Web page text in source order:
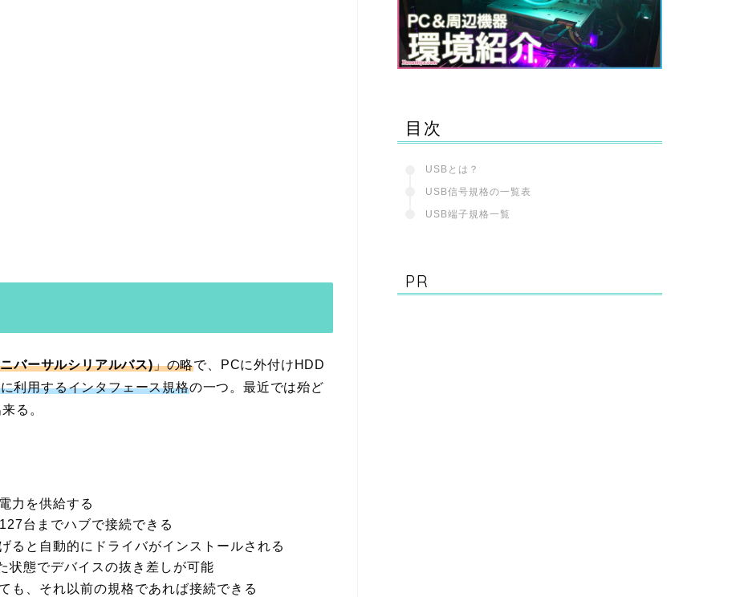
バーサルシリアルバス)」の略で、PCに外付けHDD
利用するインタフェース規格の一つ。最近では殆ど
る。
力を供給する
台までハブで接続できる
ると自動的にドライバがインストールされる
状態でデバイスの抜き差しが可能
も、それ以前の規格であれば接続できる
目次
USBとは？
USB信号規格の一覧表
USB端子規格一覧
PR